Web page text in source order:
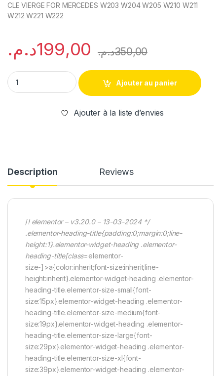
CLE VIERGE FOR MERCEDES W203 W204 W205 W210 W211
W212 W221 W222
199,00د.م. 350,00د.م.
XHORSE VVDI CLE VIERGE FOR MERCEDES W203 W204
Ajouter au panier
Ajouter à la liste d’envies
Description Reviews
/! elementor – v3.20.0 – 13-03-2024 */
.elementor-heading-title{padding:0;margin:0;line-
height:1}.elementor-widget-heading .elementor-
heading-title[class=elementor-
size-]>a{color:inherit;font-size:inherit;line-
height:inherit}.elementor-widget-heading .elementor-
heading-title.elementor-size-small{font-
size:15px}.elementor-widget-heading .elementor-
heading-title.elementor-size-medium{font-
size:19px}.elementor-widget-heading .elementor-
heading-title.elementor-size-large{font-
size:29px}.elementor-widget-heading .elementor-
heading-title.elementor-size-xl{font-
size:39px}.elementor-widget-heading .elementor-